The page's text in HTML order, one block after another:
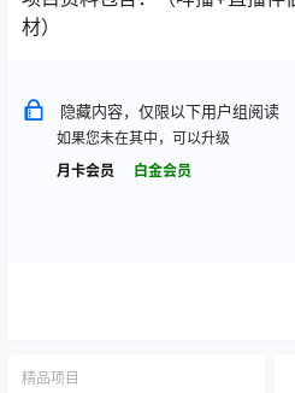
材）
隐藏内容，仅限以下用户组阅读
如果您未在其中，可以升级
月卡会员
白金会员
精品项目